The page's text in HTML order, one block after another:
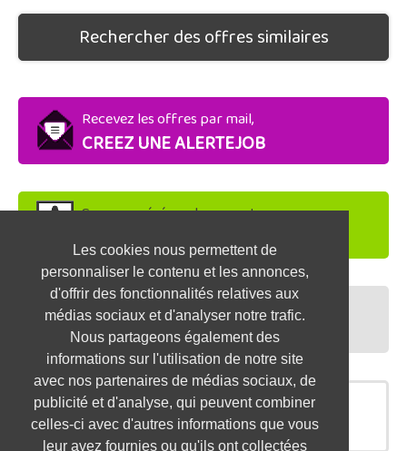
Les cookies nous permettent de
personnaliser le contenu et les annonces,
d'offrir des fonctionnalités relatives aux
médias sociaux et d'analyser notre trafic.
Nous partageons également des
informations sur l'utilisation de notre site
avec nos partenaires de médias sociaux, de
publicité et d'analyse, qui peuvent combiner
celles-ci avec d'autres informations que vous
leur avez fournies ou qu'ils ont collectées
Rechercher des offres similaires
Recevez les offres par mail,
CREEZ UNE ALERTEJOB
Soyez repéré par les recruteurs,
DEPOSEZ VOTRE CV
Préparez vos entretiens,
TESTEZ-VOUS
OFFRES SIMILAIRES